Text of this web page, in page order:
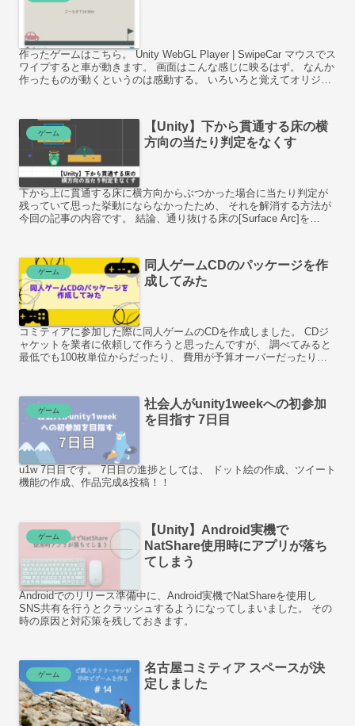
作ったゲームはこちら。 Unity WebGL Player | SwipeCar マウスでス
ワイプすると車が動きます。 画面はこんな感じに映るはず。 なんか
作ったものが動くというのは感動する。 いろいろと覚えてオリジナ
ゲーム
【Unity】下から貫通する床の横
方向の当たり判定をなくす
下から上に貫通する床に横方向からぶつかった場合に当たり判定が
残っていて思った挙動にならなかったため、 それを解消する方法が
今回の記事の内容です。 結論、通り抜ける床の[Surface Arc]を
ゲーム
同人ゲームCDのパッケージを作
成してみた
コミティアに参加した際に同人ゲームのCDを作成しました。 CDジ
ャケットを業者に依頼して作ろうと思ったんですが、 調べてみると
最低でも100枚単位からだったり、 費用が予算オーバーだったりし
ゲーム
社会人がunity1weekへの初参加
を目指す 7日目
u1w 7日目です。 7日目の進捗としては、 ドット絵の作成、ツイート
機能の作成、作品完成&投稿！！
ゲーム
【Unity】Android実機で
NatShare使用時にアプリが落ち
てしまう
Androidでのリリース準備中に、Android実機でNatShareを使用し
SNS共有を行うとクラッシュするようになってしまいました。 その
時の原因と対応策を残しておきます。
ゲーム
名古屋コミティア スペースが決
定しました